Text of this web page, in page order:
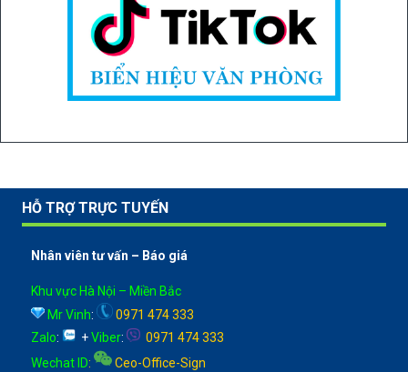
HỖ TRỢ TRỰC TUYẾN
Nhân viên tư vấn – Báo giá
Khu vực Hà Nội – Miền Bắc
Mr Vinh:
0971 474 333
Zalo: +Viber:
0971 474 333
Wechat ID: Ceo-Office-Sign